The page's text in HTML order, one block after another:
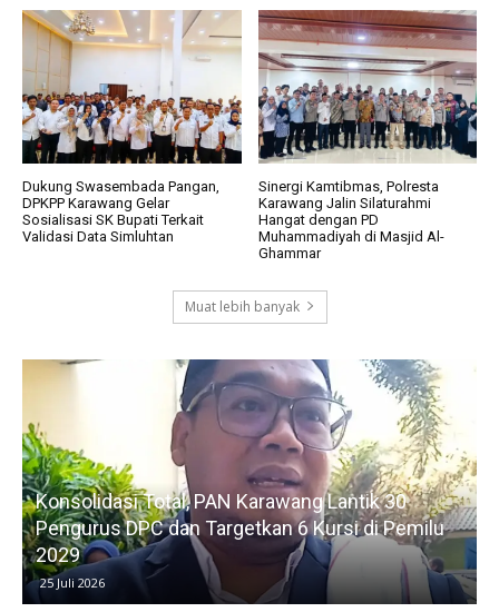
Dukung Swasembada Pangan,
DPKPP Karawang Gelar
Sosialisasi SK Bupati Terkait
Validasi Data Simluhtan
Sinergi Kamtibmas, Polresta
Karawang Jalin Silaturahmi
Hangat dengan PD
Muhammadiyah di Masjid Al-
Ghammar
Muat lebih banyak
Konsolidasi Total, PAN Karawang Lantik 30
Pengurus DPC dan Targetkan 6 Kursi di Pemilu
2029
25 Juli 2026